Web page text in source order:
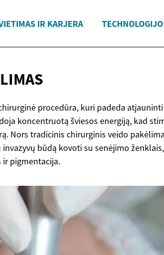
IR KARJERA
procedūra, kuri padeda
koncentruotą šviesos energiją, kad
Nors tradicinis chirurginis veido
būdą kovoti su senėjimo
pigmentacija.